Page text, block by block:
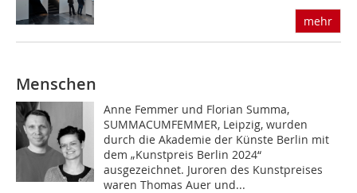
mehr
Menschen
Anne Femmer und Florian Summa,
SUMMACUMFEMMER, Leipzig, wurden
durch die Akademie der Künste Berlin mit
dem „Kunstpreis Berlin 2024“
ausgezeichnet. Juroren des Kunstpreises
waren Thomas Auer und...